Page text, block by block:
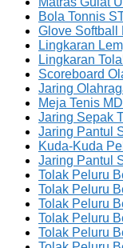
Bola Tonnis
Glove Softball
Lingkaran
Lingkaran
Scoreboard
Jaring
Meja Tenis
Jaring Sepak
Jaring Pantul
Kuda-Kuda
Jaring Pantul
Tolak Peluru
Tolak Peluru
Tolak Peluru
Tolak Peluru
Tolak Peluru